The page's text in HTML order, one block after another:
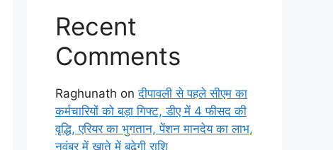
Recent
Comments
Raghunath onदीपावली से पहले सीएम का
कर्मचारियों को बड़ा गिफ्ट, डीए में 4 फीसद की
वृद्धि, एरियर का भुगतान, पेंशन मानदेय का लाभ,
नवंबर में खाते में बढ़ेगी राशि